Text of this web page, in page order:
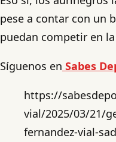
pese a contar con un
puedan competir en
Síguenos en Sabes
https://
vial/2025/03/21/
fernandez-vial-